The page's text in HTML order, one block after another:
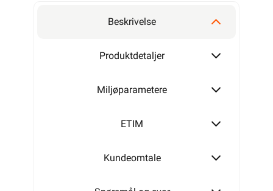
Beskrivelse
Produktdetaljer
Miljøparametere
ETIM
Kundeomtale